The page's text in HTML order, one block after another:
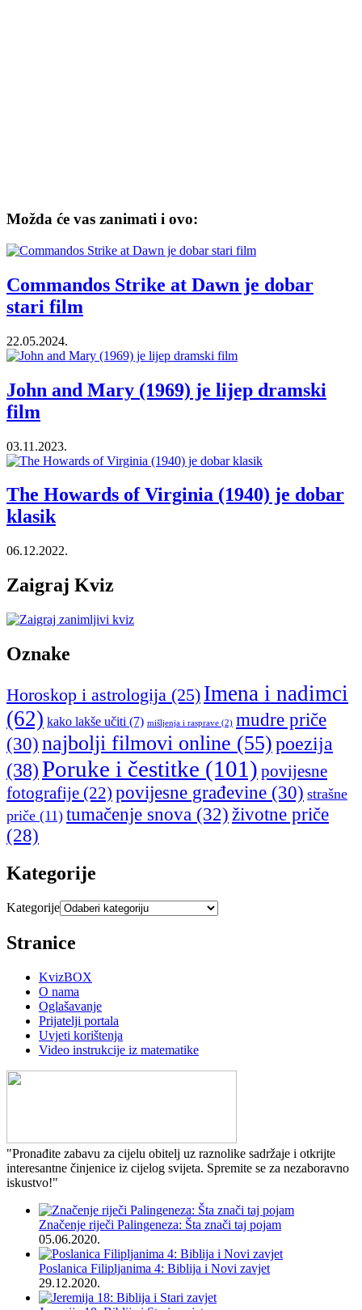
Možda će vas zanimati i ovo:
Commandos Strike at Dawn je dobar
stari film
22.05.2024.
John and Mary (1969) je lijep dramski
film
03.11.2023.
The Howards of Virginia (1940) je dobar
klasik
06.12.2022.
Zaigraj Kviz
Oznake
Horoskop i astrologija (25) Imena i nadimci
(62) kako lakše učiti (7) mišljenja i rasprave (2) mudre priče
(30) najbolji filmovi online (55)poezija
(38)Poruke i čestitke (101) povijesne
fotografije (22) povijesne građevine (30) strašne
priče (11) tumačenje snova (32) životne priče
(28)
Kategorije
Kategorije
Stranice
KvizBOX
O nama
Oglašavanje
Prijatelji portala
Uvjeti korištenja
Video instrukcije iz matematike
"Pronađite zabavu za cijelu obitelj uz raznolike sadržaje i otkrijte
interesantne činjenice iz cijelog svijeta. Spremite se za nezaboravno
iskustvo!"
Značenje riječi Palingeneza: Šta znači taj pojam
05.06.2020.
Poslanica Filipljanima 4: Biblija i Novi zavjet
29.12.2020.